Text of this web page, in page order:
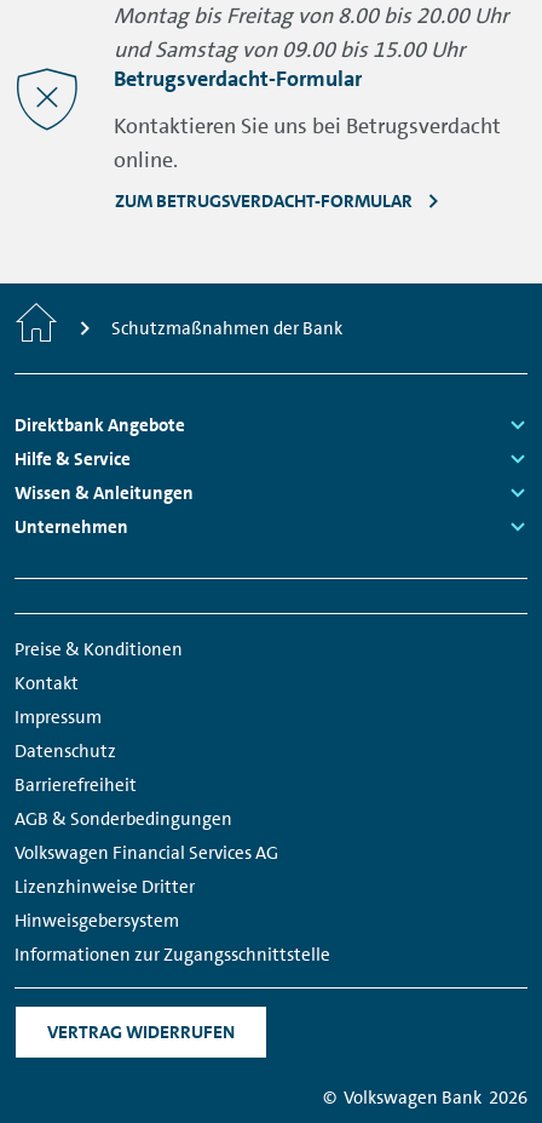
Montag bis Freitag von 8.00 bis 20.00 Uhr
und Samstag von 09.00 bis 15.00 Uhr
Betrugsverdacht-Formular
Kontaktieren Sie uns bei Betrugsverdacht
online.
ZUM BETRUGSVERDACHT-FORMULAR
Home Schutzmaßnahmen der Bank
Footer
Navigation
Direktbank Angebote
Links:
Hilfe & Service
Links:
Wissen & Anleitungen
Links:
Unternehmen
Navigation
Preise & Konditionen
Kontakt
Impressum
Datenschutz
Barrierefreiheit
AGB & Sonderbedingungen
Volkswagen Financial Services AG
Lizenzhinweise Dritter
Hinweisgebersystem
Informationen zur Zugangsschnittstelle
VERTRAG WIDERRUFEN
Media
Links
© Volkswagen Bank 2026